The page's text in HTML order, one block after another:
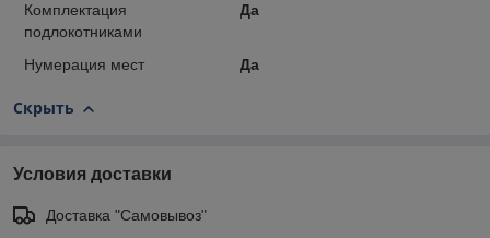
Комплектация
подлокотниками
Да
Нумерация мест Да
Скрыть
Условия доставки
Доставка "Самовывоз"